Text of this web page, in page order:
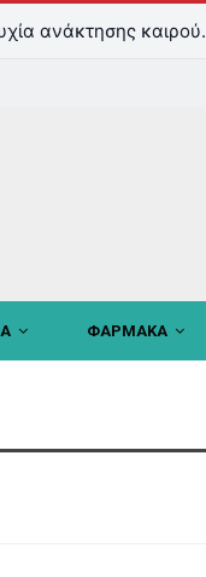
ανάκτησης καιρού.
ΦΑΡΜΑΚΑ